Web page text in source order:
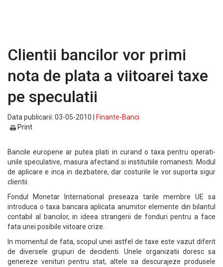
Clientii bancilor vor primi
nota de plata a viitoarei taxe
pe speculatii
Data publicarii: 03-05-2010 |
Finante-Banci
Print
Bancile europene ar putea plati in curand o taxa pentru operati-
unile speculative, masura afectand si institutiile romanesti. Modul
de aplicare e inca in dezbatere, dar costurile le vor suporta sigur
clientii.
Fondul Monetar International preseaza tarile membre UE sa
introduca o taxa bancara aplicata anumitor elemente din bilantul
contabil al bancilor, in ideea strangerii de fonduri pentru a face
fata unei posibile viitoare crize.
In momentul de fata, scopul unei astfel de taxe este vazut diferit
de diversele grupuri de decidenti. Unele organizatii doresc sa
genereze venituri pentru stat, altele sa descurajeze produsele